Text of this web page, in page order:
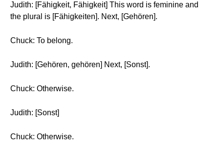
Judith: [Fähigkeit, Fähigkeit] This word is feminine and
the plural is [Fähigkeiten]. Next, [Gehören].
Chuck: To belong.
Judith: [Gehören, gehören] Next, [Sonst].
Chuck: Otherwise.
Judith: [Sonst]
Chuck: Otherwise.